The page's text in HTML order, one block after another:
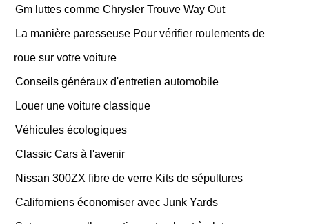
Gm luttes comme Chrysler Trouve Way Out
La manière paresseuse Pour vérifier roulements de
roue sur votre voiture
Conseils généraux d'entretien automobile
Louer une voiture classique
Véhicules écologiques
Classic Cars à l'avenir
Nissan 300ZX fibre de verre Kits de sépultures
Californiens économiser avec Junk Yards